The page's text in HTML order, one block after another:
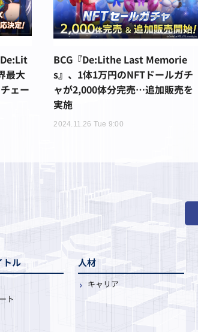
最大
ェー
BCG『De:Lithe Last Memorie
s』、1体1万円のNFTドールガチ
ャが2,000体分完売…追加販売を
実施
2024.11.26 Tue 9:00
トル
ト
人材
キャリア